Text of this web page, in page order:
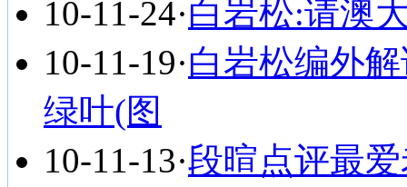
10-11-24·白岩松:请澳
10-11-19·白岩松编外
绿叶(图
10-11-13·段暄点评最